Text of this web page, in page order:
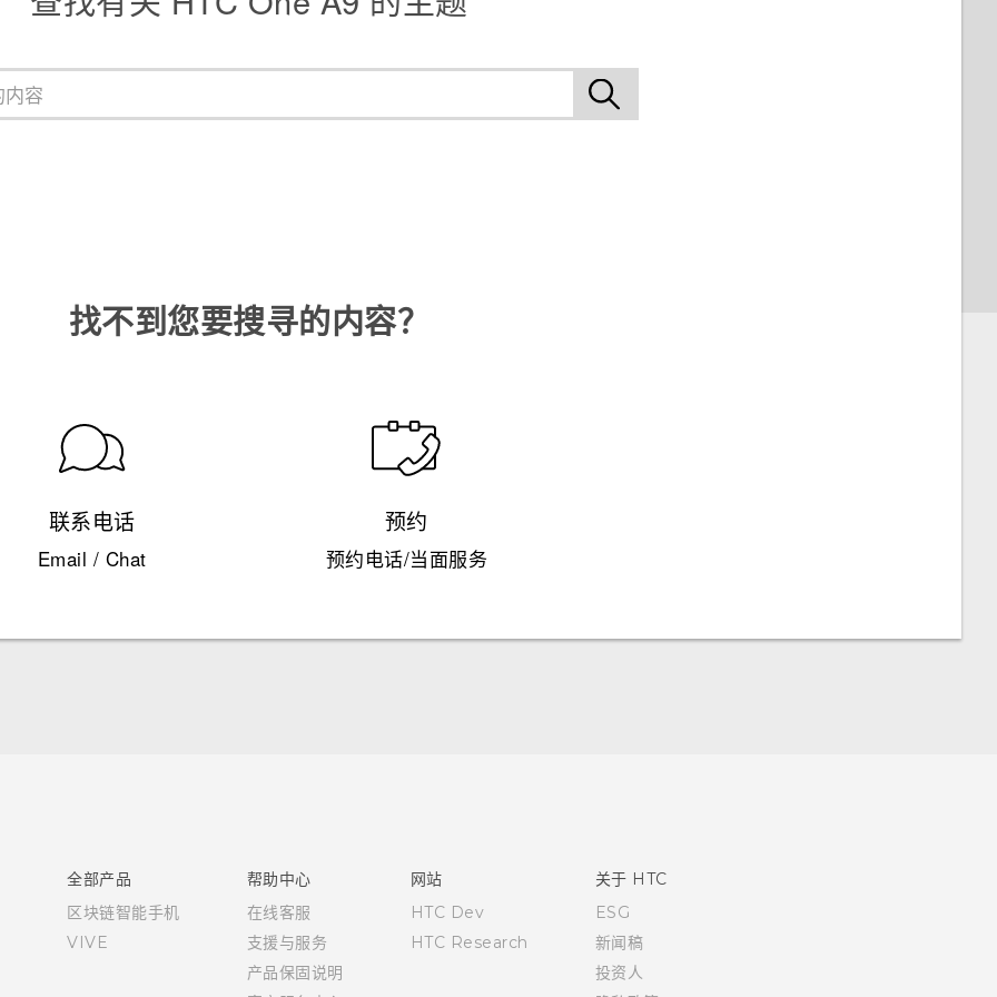
找不到您要搜寻的内容？
联系电话
Email / Chat
预约
预约电话/当面服务
全部产品
区块链智能手机
VIVE
帮助中心
在线客服
支援与服务
产品保固说明
网站
HTC Dev
HTC Research
关于 HTC
ESG
新闻稿
投资人